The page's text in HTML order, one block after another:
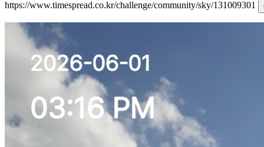
https://www.timespread.co.kr/challenge/community/sky/131009301